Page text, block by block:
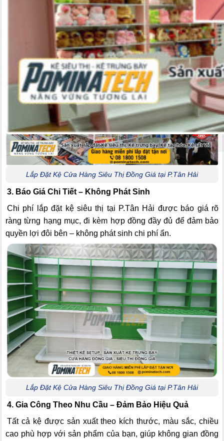
mô phỏng 3D giúp bạn dễ hình dung bố trí và đưa ra điều
chỉnh kịp thời trước khi tiến hành sản xuất và lắp đặt.
Lắp Đặt Kệ Cửa Hàng Siêu Thị Đồng Giá tại P.Tân Hải
3. Báo Giá Chi Tiết – Không Phát Sinh
Chi phí lắp đặt kệ siêu thị tại P.Tân Hải được báo giá rõ
ràng từng hạng mục, đi kèm hợp đồng đầy đủ để đảm bảo
quyền lợi đôi bên – không phát sinh chi phí ẩn.
Lắp Đặt Kệ Cửa Hàng Siêu Thị Đồng Giá tại P.Tân Hải
4. Gia Công Theo Nhu Cầu – Đảm Bảo Hiệu Quả
Tất cả kệ được sản xuất theo kích thước, màu sắc, chiều
cao phù hợp với sản phẩm của bạn, giúp không gian đồng